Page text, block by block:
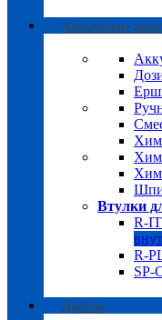
Химические
Втулки
R-
R-
SP-
Дюбели